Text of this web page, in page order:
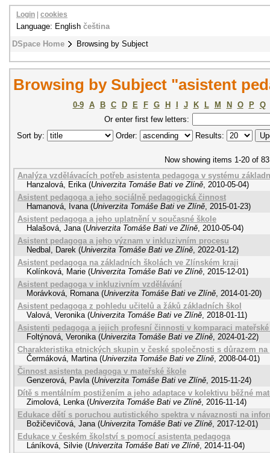
DSpace Home Browsing by Subject
Login cookies
Language: English čeština
Browsing by Subject "asistent
0-9 A B C D E F G H J K L M N O P
Q
Or enter first few letters:
Sort by:
Order: Results:
Now showing items 1-20 of 83
Analýza vzdělávacích potřeb asistenta pedagoga v systému
Hanzalová, Erika (Univerzita Tomáše Bati ve Zlíně, 2010-05-04)
Asistent pedagoga a jeho sociálně pedagogická činnost
Hamanová, Ivana (Univerzita Tomáše Bati ve Zlíně, 2015-01-23)
Asistent pedagoga a jeho uplatnění v současné škole
Halašová, Jana (Univerzita Tomáše Bati ve Zlíně, 2010-05-04)
Asistent pedagoga a jeho význam v inkluzivním procesu
Nedbal, Darek (Univerzita Tomáše Bati ve Zlíně, 2022-01-12)
Asistent pedagoga na základních školách ve Zlínském kraji
Kolínková, Marie (Univerzita Tomáše Bati ve Zlíně, 2015-12-01)
Asistent pedagoga v inkluzivním vzdělávání
Morávková, Romana (Univerzita Tomáše Bati ve Zlíně, 2014-01-20)
Asistent pedagoga z pohledu učitelů a žáků základních škol
Valová, Veronika (Univerzita Tomáše Bati ve Zlíně, 2018-01-11)
Asistenti pedagoga a jejich profesní činnosti v komparaci
Foltýnová, Veronika (Univerzita Tomáše Bati ve Zlíně, 2024-01-22)
Charakteristika etnických skupin v české společnosti s důrazem
Čermáková, Martina (Univerzita Tomáše Bati ve Zlíně, 2008-04-01)
Činnost asistenta pedagoga v mateřské škole
Genzerová, Pavla (Univerzita Tomáše Bati ve Zlíně, 2015-11-24)
Dítě s mentálním postižením a jeho adaptace v kolektivu běžné
Zimolová, Lenka (Univerzita Tomáše Bati ve Zlíně, 2016-11-14)
Edukace dětí s poruchou autistického spektra v návaznosti na
Božičevičová, Jana (Univerzita Tomáše Bati ve Zlíně, 2017-12-01)
Edukace v českém školství s pomocí asistenta pedagoga
Láníková, Silvie (Univerzita Tomáše Bati ve Zlíně, 2014-11-04)